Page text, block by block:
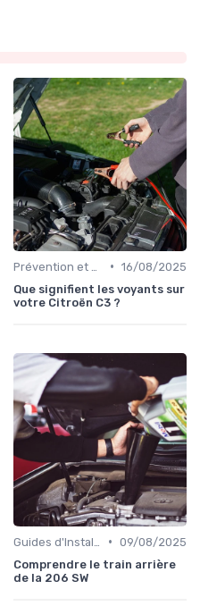
• 16/08/2025
Que signifient les voyants sur
votre Citroën C3 ?
• 09/08/2025
Comprendre le train arrière
de la 206 SW